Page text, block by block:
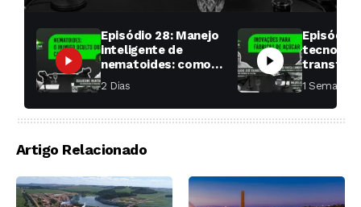
Episódio 28: Manejo
inteligente de
nematoides: como
aumentar a
produtividade das
soqueiras?
2 Dias ⁮
Episódio
fábricas
1 Semana ⁮
Artigo Relacionado